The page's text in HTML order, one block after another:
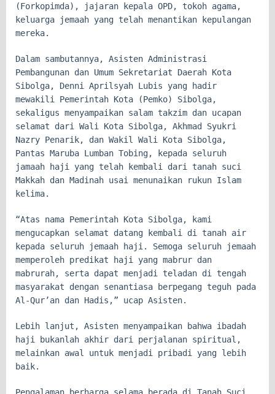
(Forkopimda), jajaran kepala OPD, tokoh agama,
keluarga jemaah yang telah menantikan kepulangan
mereka.
Dalam sambutannya, Asisten Administrasi
Pembangunan dan Umum Sekretariat Daerah Kota
Sibolga, Denni Aprilsyah Lubis yang hadir
mewakili Pemerintah Kota (Pemko) Sibolga,
sekaligus menyampaikan salam takzim dan ucapan
selamat dari Wali Kota Sibolga, Akhmad Syukri
Nazry Penarik, dan Wakil Wali Kota Sibolga,
Pantas Maruba Lumban Tobing, kepada seluruh
jamaah haji yang telah kembali dari tanah suci
Makkah dan Madinah usai menunaikan rukun Islam
kelima.
“Atas nama Pemerintah Kota Sibolga, kami
mengucapkan selamat datang kembali di tanah air
kepada seluruh jemaah haji. Semoga seluruh jemaah
memperoleh predikat haji yang mabrur dan
mabrurah, serta dapat menjadi teladan di tengah
masyarakat dengan senantiasa berpegang teguh pada
Al-Qur’an dan Hadis,” ucap Asisten.
Lebih lanjut, Asisten menyampaikan bahwa ibadah
haji bukanlah akhir dari perjalanan spiritual,
melainkan awal untuk menjadi pribadi yang lebih
baik.
Pengalaman berharga selama berada di Tanah Suci